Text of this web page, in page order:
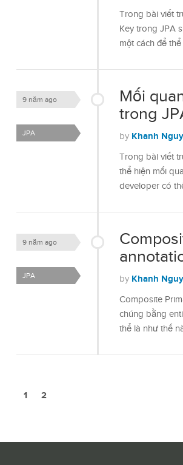
Trong bài viết
Key trong JPA
một cách để
Mối
trong
9 năm ago
by Khanh
JPA
Trong bài viết
thể hiện mối
developer có
9 năm ago
by Khanh
JPA
Composite
chúng bằng
thể là như thế
1 2